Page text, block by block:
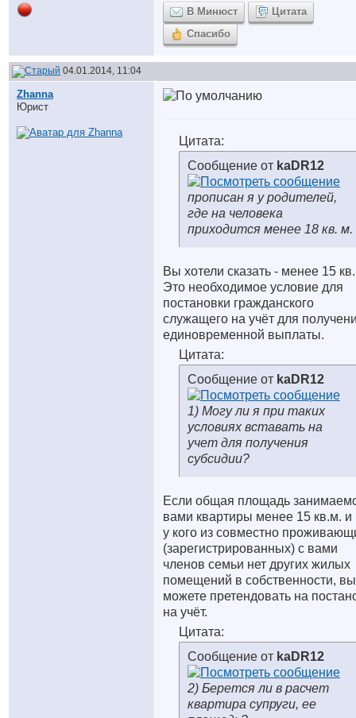
В Минюст
Цитата
Спасибо
04.01.2014, 11:04
Zhanna
Юрист
Цитата:
Сообщение от kaDR12
прописан я у родителей,
где на человека
приходится менее 18 кв. м.
Вы хотели сказать - менее 15
Это необходимое условие для
постановки гражданского
служащего на учёт для
единовременной выплаты.
Цитата:
Сообщение от kaDR12
1) Могу ли я при таких
условиях вставать на
учет для получения
субсидии?
Если общая площадь
вами квартиры менее 15 кв.м. и
у кого из совместно
(зарегистрированных) с вами
членов семьи нет других жилых
помещений в собственности, вы
можете претендовать на
на учёт.
Цитата:
Сообщение от kaDR12
2) Берется ли в расчет
квартира супруги, ее